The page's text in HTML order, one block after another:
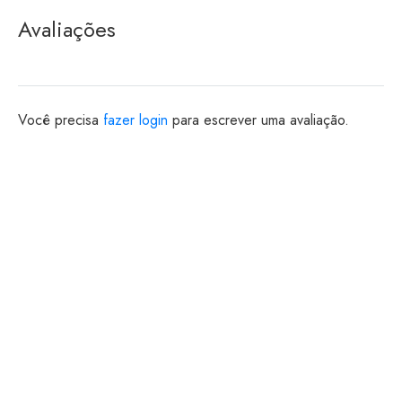
Avaliações
Você precisa fazer login para escrever uma avaliação.